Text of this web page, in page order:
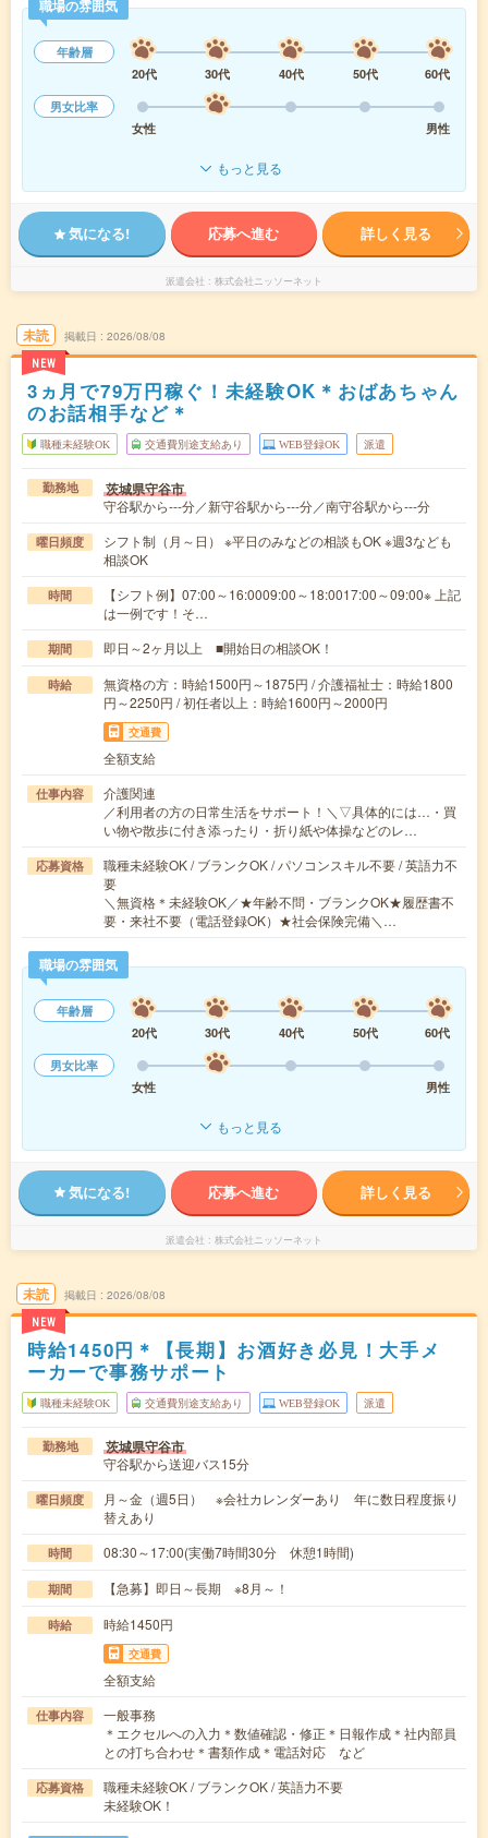
職場の雰囲気
年齢層
20代
30代 40代 50代
60代
男女比率
女性
男性
もっと見る
気になる! 応募へ進む 詳しく見る
派遣会社 株式会社ニッソーネット
未読
NEW
掲載日 2026/08/08
3ヵ月で79万円稼ぐ！未経験OK＊おばあちゃん
のお話相手など＊
職種未経験OK 交通費別途支給あり WEB登録OK 派遣
勤務地 茨城県守谷市
守谷駅から---分／新守谷駅から---分／南守谷駅から---分
曜日頻度
シフト制（月～日） ※平日のみなどの相談もOK ※週3なども
相談OK
時間
【シフト例】07:00～16:0009:00～18:0017:00～09:00※ 上記
は一例です！そ…
期間 即日～2ヶ月以上 ■開始日の相談OK！
時給
無資格の方：時給1500円～1875円 / 介護福祉士：時給1800
円～2250円 / 初任者以上：時給1600円～2000円
交通費
全額支給
仕事内容
介護関連
／利用者の方の日常生活をサポート！＼▽具体的には…・買
い物や散歩に付き添ったり・折り紙や体操などのレ…
応募資格
職種未経験OK / ブランクOK / パソコンスキル不要 / 英語力不
要
＼無資格＊未経験OK／★年齢不問・ブランクOK★履歴書不
要・来社不要（電話登録OK）★社会保険完備＼…
職場の雰囲気
年齢層
20代
30代 40代 50代
60代
男女比率
女性
男性
もっと見る
気になる! 応募へ進む 詳しく見る
派遣会社 株式会社ニッソーネット
未読
NEW
掲載日 2026/08/08
時給1450円＊【長期】お酒好き必見！大手メ
ーカーで事務サポート
職種未経験OK 交通費別途支給あり WEB登録OK 派遣
勤務地 茨城県守谷市
守谷駅から送迎バス15分
曜日頻度
月～金（週5日） ※会社カレンダーあり 年に数日程度振り
替えあり
時間 08:30～17:00(実働7時間30分 休憩1時間)
期間 【急募】即日～長期 ※8月～！
時給 時給1450円
交通費
全額支給
仕事内容
一般事務
＊エクセルへの入力＊数値確認・修正＊日報作成＊社内部員
との打ち合わせ＊書類作成＊電話対応 など
応募資格
職種未経験OK / ブランクOK / 英語力不要
未経験OK！